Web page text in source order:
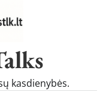
kasdienybės.